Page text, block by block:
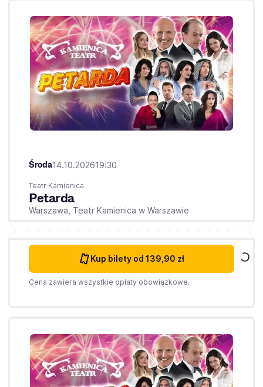
Środa14.10.202619:30
Teatr Kamienica
Petarda
Warszawa, Teatr Kamienica w Warszawie
Kup bilety od 139,90 zł
Cena zawiera wszystkie opłaty obowiązkowe.